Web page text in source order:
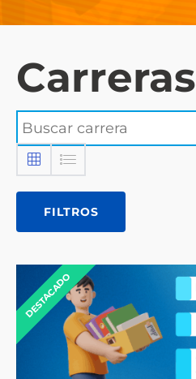
Carreras
FILTROS
DESTACADO